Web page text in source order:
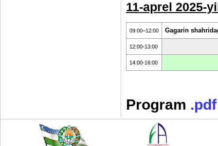
11-aprel 2025-
09:00–12:00 Gagarin
12:00-13:00
14:00-16:00
Program .pdf